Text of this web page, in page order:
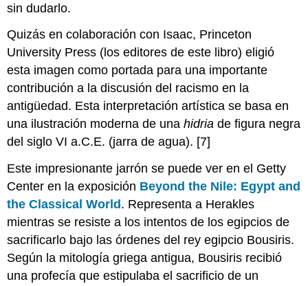
sin dudarlo.
Quizás en colaboración con Isaac, Princeton
University Press (los editores de este libro) eligió
esta imagen como portada para una importante
contribución a la discusión del racismo en la
antigüedad. Esta interpretación artística se basa en
una ilustración moderna de unahidria de figura negra
del siglo VI a.C.E. (jarra de agua). [7]
Este impresionante jarrón se puede ver en el Getty
Center en la exposición Beyond the Nile: Egypt and
the Classical World . Representa a Herakles
mientras se resiste a los intentos de los egipcios de
sacrificarlo bajo las órdenes del rey egipcio Bousiris.
Según la mitología griega antigua, Bousiris recibió
una profecía que estipulaba el sacrificio de un